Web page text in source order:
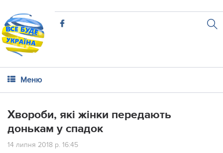
Меню
Хвороби, які жінки передають
донькам у спадок
14 липня 2018 р. 16:45